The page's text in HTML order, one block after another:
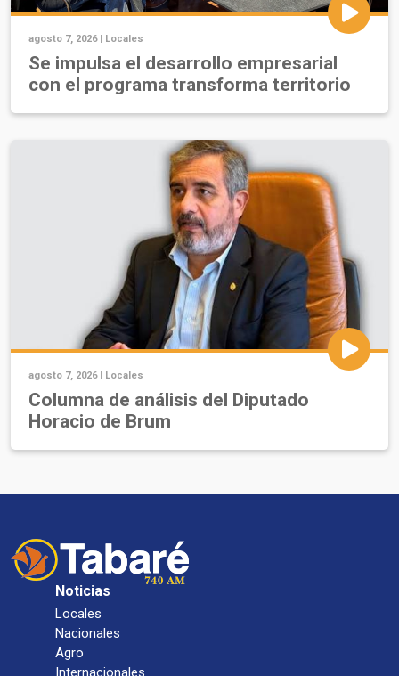
agosto 7, 2026 | Locales
Se impulsa el desarrollo empresarial
con el programa transforma territorio
agosto 7, 2026 | Locales
Columna de análisis del Diputado
Horacio de Brum
Noticias
Locales
Nacionales
Agro
Internacionales